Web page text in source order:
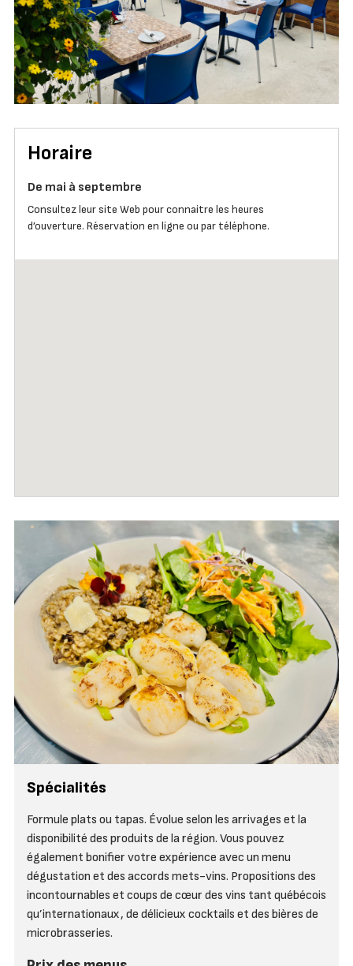
Horaire
De mai à septembre
Consultez leur site Web pour connaitre les heures
d’ouverture. Réservation en ligne ou par téléphone.
Spécialités
Formule plats ou tapas. Évolue selon les arrivages et la
disponibilité des produits de la région. Vous pouvez
également bonifier votre expérience avec un menu
dégustation et des accords mets-vins. Propositions des
incontournables et coups de cœur des vins tant québécois
qu’internationaux, de délicieux cocktails et des bières de
microbrasseries.